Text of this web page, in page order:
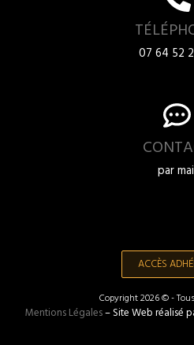
07 64 52
par
ACCÈS
Copyright 2026 © -
Mentions Légales– Site Web réalisé